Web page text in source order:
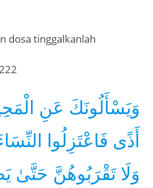
dosa tinggalkanlah
وَيَسْأَلُونَكَ عَنِ
أَذًى فَاعْتَزِلُوا
وَلَا تَقْرَبُوهُنَّ حَتَّىٰ